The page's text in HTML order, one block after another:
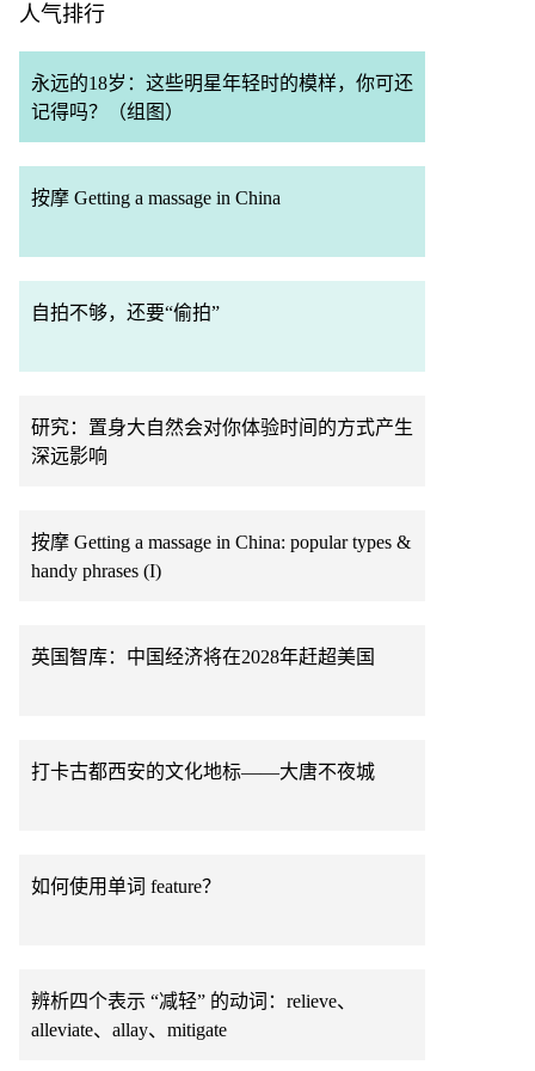
人气排行
永远的18岁：这些明星年轻时的模样，你可还
记得吗？（组图）
按摩 Getting a massage in China
自拍不够，还要“偷拍”
研究：置身大自然会对你体验时间的方式产生
深远影响
按摩 Getting a massage in China: popular types &
handy phrases (I)
英国智库：中国经济将在2028年赶超美国
打卡古都西安的文化地标——大唐不夜城
如何使用单词 feature？
辨析四个表示 “减轻” 的动词：relieve、
alleviate、allay、mitigate